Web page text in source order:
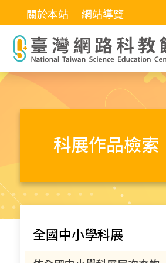
關於本站 網站導覽
科展作品檢索
全國中小學科展